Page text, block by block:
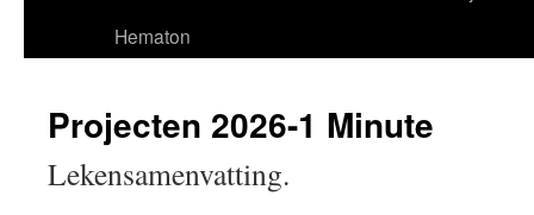
Hematon
Projecten 2026-1 Minute
Lekensamenvatting.